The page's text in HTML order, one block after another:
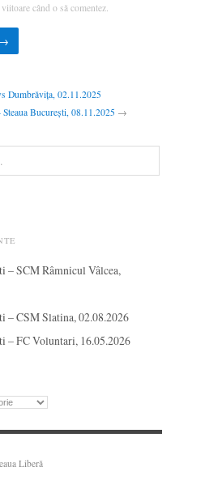
când o să comentez.
Dumbrăvița, 02.11.2025
București, 08.11.2025 →
– SCM Râmnicul Vâlcea,
– CSM Slatina, 02.08.2026
– FC Voluntari, 16.05.2026
Liberă